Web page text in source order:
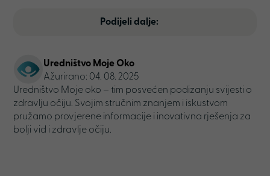
Podijeli dalje:
Uredništvo Moje Oko
Ažurirano: 04. 08. 2025
Uredništvo Moje oko – tim posvećen podizanju svijesti o
zdravlju očiju. Svojim stručnim znanjem i iskustvom
pružamo provjerene informacije i inovativna rješenja za
bolji vid i zdravlje očiju.